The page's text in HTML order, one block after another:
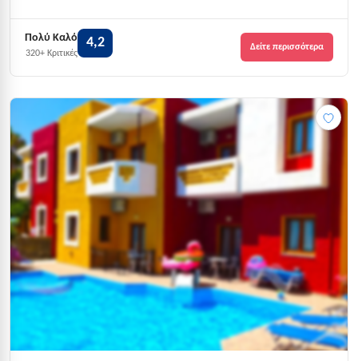
Πολύ Καλό
320+ Κριτικές
4,2 Δείτε περισσότερα